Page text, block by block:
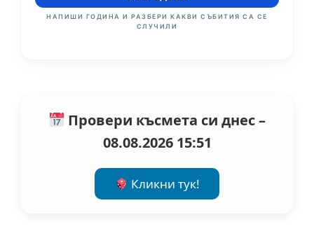
НАПИШИ ГОДИНА И РАЗБЕРИ КАКВИ СЪБИТИЯ СА СЕ
СЛУЧИЛИ
Провери късмета си днес –
08.08.2026 15:51
Кликни тук!